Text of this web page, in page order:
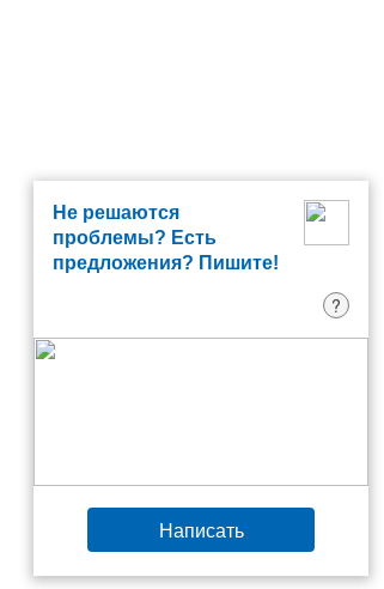
Не решаются
проблемы? Есть
предложения? Пишите!
?
Написать